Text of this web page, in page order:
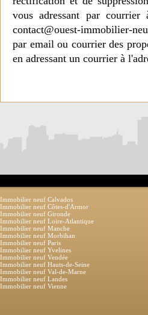
vous adressant par
contact@ouest-immobilier-
par email ou courrier des
en adressant un courrier à
Immobilier neuf Calvados
Immobilier neuf Côtes-d'Armor
Immobilier neuf Gironde
Immobilier neuf Loire-Atlantique
Immobilier neuf Manche
Immobilier neuf Morbihan
Immobilier neuf Paris
Immobilier neuf Yvelines
Immobilier neuf Vendée
Immobilier neuf Hauts-de-Seine
Immobilier neuf Val-de-Marne
Immobilier neuf Landes
Immobilier neuf Vienne